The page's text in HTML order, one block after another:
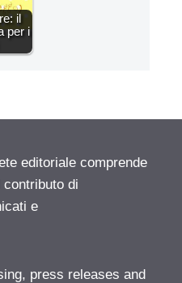
il
per i
editoriale comprende
di
e
press releases and